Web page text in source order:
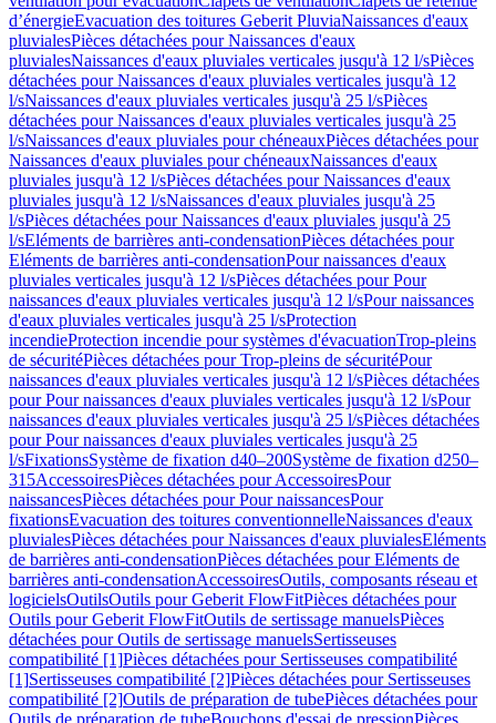
d’énergieEvacuation des toitures Geberit PluviaNaissances d'eaux
pluvialesPièces détachées pour Naissances d'eaux
pluvialesNaissances d'eaux pluviales verticales jusqu'à 12 l/sPièces
détachées pour Naissances d'eaux pluviales verticales jusqu'à 12
l/sNaissances d'eaux pluviales verticales jusqu'à 25 l/sPièces
détachées pour Naissances d'eaux pluviales verticales jusqu'à 25
l/sNaissances d'eaux pluviales pour chéneauxPièces détachées pour
Naissances d'eaux pluviales pour chéneauxNaissances d'eaux
pluviales jusqu'à 12 l/sPièces détachées pour Naissances d'eaux
pluviales jusqu'à 12 l/sNaissances d'eaux pluviales jusqu'à 25
l/sPièces détachées pour Naissances d'eaux pluviales jusqu'à 25
l/sEléments de barrières anti-condensationPièces détachées pour
Eléments de barrières anti-condensationPour naissances d'eaux
pluviales verticales jusqu'à 12 l/sPièces détachées pour Pour
naissances d'eaux pluviales verticales jusqu'à 12 l/sPour naissances
d'eaux pluviales verticales jusqu'à 25 l/sProtection
incendieProtection incendie pour systèmes d'évacuationTrop-pleins
de sécuritéPièces détachées pour Trop-pleins de sécuritéPour
naissances d'eaux pluviales verticales jusqu'à 12 l/sPièces détachées
pour Pour naissances d'eaux pluviales verticales jusqu'à 12 l/sPour
naissances d'eaux pluviales verticales jusqu'à 25 l/sPièces détachées
pour Pour naissances d'eaux pluviales verticales jusqu'à 25
l/sFixationsSystème de fixation d40–200Système de fixation d250–
315AccessoiresPièces détachées pour AccessoiresPour
naissancesPièces détachées pour Pour naissancesPour
fixationsEvacuation des toitures conventionnelleNaissances d'eaux
pluvialesPièces détachées pour Naissances d'eaux pluvialesEléments
de barrières anti-condensationPièces détachées pour Eléments de
barrières anti-condensationAccessoiresOutils, composants réseau et
logicielsOutilsOutils pour Geberit FlowFitPièces détachées pour
Outils pour Geberit FlowFitOutils de sertissage manuelsPièces
détachées pour Outils de sertissage manuelsSertisseuses
compatibilité [1]Pièces détachées pour Sertisseuses compatibilité
[1]Sertisseuses compatibilité [2]Pièces détachées pour Sertisseuses
compatibilité [2]Outils de préparation de tubePièces détachées pour
Outils de préparation de tubeBouchons d'essai de pressionPièces